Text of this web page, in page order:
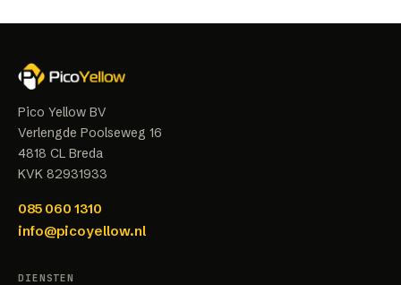
Pico Yellow BV
Verlengde Poolseweg 16
4818 CL Breda
KVK 82931933
085 060 1310
info@picoyellow.nl
DIENSTEN